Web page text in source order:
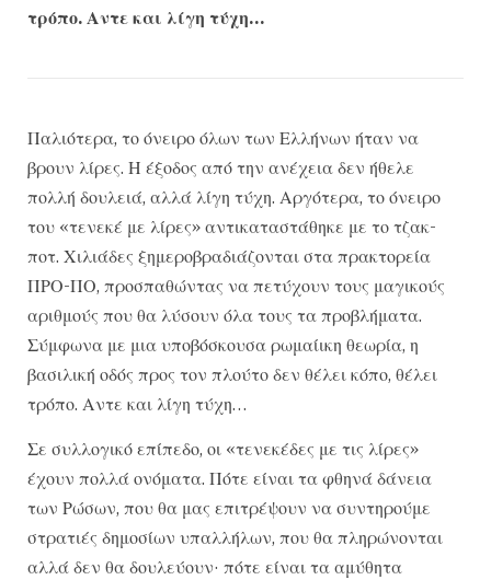
τρόπο. Αντε και λίγη τύχη…
Παλιότερα, το όνειρο όλων των Ελλήνων ήταν να
βρουν λίρες. Η έξοδος από την ανέχεια δεν ήθελε
πολλή δουλειά, αλλά λίγη τύχη. Αργότερα, το όνειρο
του «τενεκέ με λίρες» αντικαταστάθηκε με το τζακ-
ποτ. Χιλιάδες ξημεροβραδιάζονται στα πρακτορεία
ΠΡΟ-ΠΟ, προσπαθώντας να πετύχουν τους μαγικούς
αριθμούς που θα λύσουν όλα τους τα προβλήματα.
Σύμφωνα με μια υποβόσκουσα ρωμαίικη θεωρία, η
βασιλική οδός προς τον πλούτο δεν θέλει κόπο, θέλει
τρόπο. Αντε και λίγη τύχη…
Σε συλλογικό επίπεδο, οι «τενεκέδες με τις λίρες»
έχουν πολλά ονόματα. Πότε είναι τα φθηνά δάνεια
των Ρώσων, που θα μας επιτρέψουν να συντηρούμε
στρατιές δημοσίων υπαλλήλων, που θα πληρώνονται
αλλά δεν θα δουλεύουν· πότε είναι τα αμύθητα